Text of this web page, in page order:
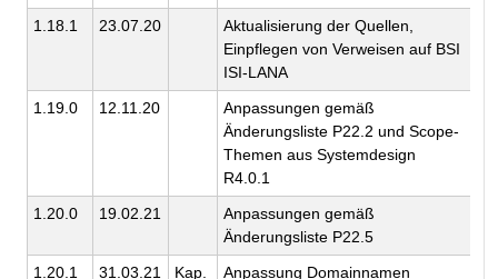
1.18.1 23.07.20
Aktualisierung der Quellen,
Einpflegen von Verweisen auf BSI
ISI-LANA
1.19.0 12.11.20
Anpassungen gemäß
Änderungsliste P22.2 und Scope-
Themen aus Systemdesign
R4.0.1
1.20.0 19.02.21
Anpassungen gemäß
Änderungsliste P22.5
1.20.1 31.03.21 Kap. Anpassung Domainnamen